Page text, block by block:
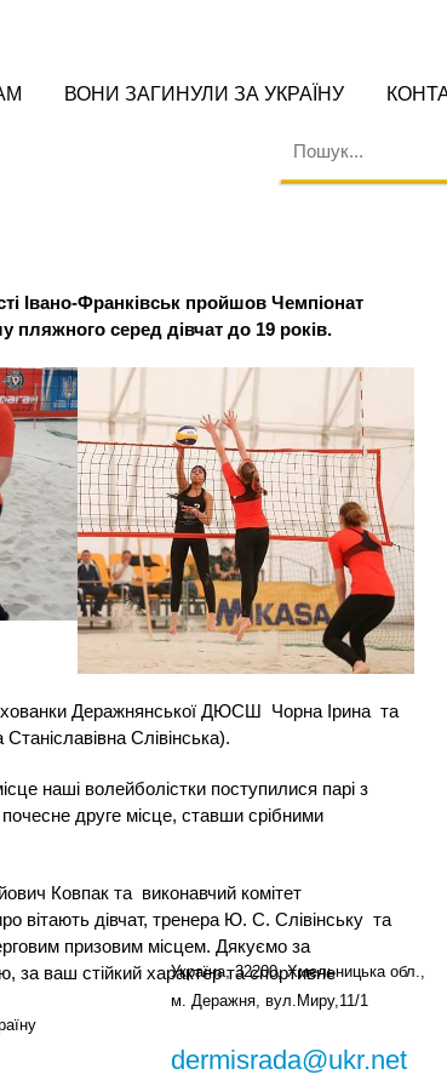
ВОНИ ЗАГИНУЛИ ЗА УКРАЇНУ
Івано-Франківськ пройшов Чемпіонат
пляжного серед дівчат до 19 років.
Деражнянської ДЮСШ Чорна Ірина та
Слівінська).
наші волейболістки поступилися парі з
друге місце, ставши срібними
Ковпак та виконавчий комітет
вітають дівчат, тренера Ю. С. Слівінську та
призовим місцем. Дякуємо за
за ваш стійкий характер та спортивне
Україна, 32200, Хмельницька обл.,
м. Деражня, вул.Миру,11/1
dermisrada@ukr.net